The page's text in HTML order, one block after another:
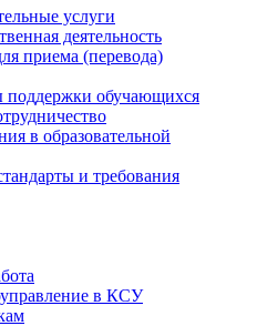
услуги
деятельность
приема (перевода)
обучающихся
в образовательной
и требования
в КСУ